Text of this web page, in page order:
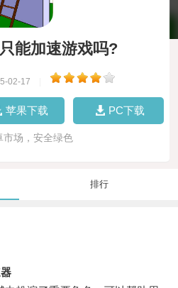
能加速游戏吗?
02-17
苹果下载 PC下载
市场，安全绿色
排行